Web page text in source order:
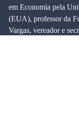
em Economia pela
(EUA), professor da
Vargas, vereador e